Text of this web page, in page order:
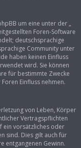
um eine unter der „
Foren-Software
deutschsprachige
Community unter
haben keinen Einfluss
wird. Sie können
für bestimmte Zwecke
Einfluss nehmen.
von Leben, Körper
Vertragspflichten
ein vorsätzliches oder
sind. Dies gilt auch für
entgangenen Gewinn.